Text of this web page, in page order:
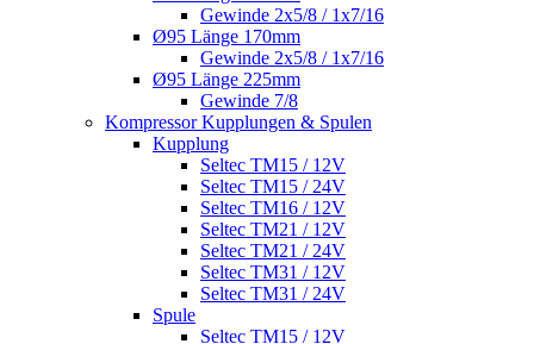
Gewinde 2x5/8 / 1x7/16
Ø95 Länge 170mm
Gewinde 2x5/8 / 1x7/16
Ø95 Länge 225mm
Gewinde 7/8
Kompressor Kupplungen & Spulen
Kupplung
Seltec TM15 / 12V
Seltec TM15 / 24V
Seltec TM16 / 12V
Seltec TM21 / 12V
Seltec TM21 / 24V
Seltec TM31 / 12V
Seltec TM31 / 24V
Spule
Seltec TM15 / 12V